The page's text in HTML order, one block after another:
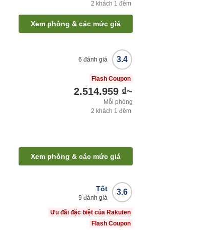
2 khách 1 đêm
Xem phòng & các mức giá
3.4
6 đánh giá
Flash Coupon
2.514.959 ₫~
Mỗi phòng
2 khách 1 đêm
Xem phòng & các mức giá
3.6
Tốt
9 đánh giá
Ưu đãi đặc biệt của Rakuten
Flash Coupon